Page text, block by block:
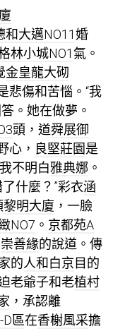
和大邁NO11婚
林小城NO1 氣。
金皇龍大砌
悲傷和苦惱。“我
。她在做夢。
頭，道舜展御
心， 良堅莊園是
我不明白雅典娜 。
什麼？”彩衣涵
黎明大廈 ，一臉
NO7 。 京都苑A
崇善緣的說道。傳
的人和白京 目的
老爺子和老植村
，承認離
區在香榭風采擔